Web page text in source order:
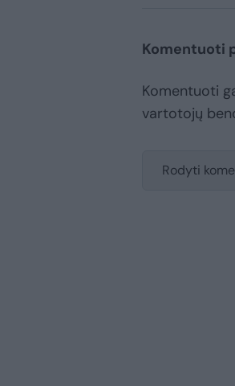
Komentuoti
Komentuoti
vartotojų
Rodyti